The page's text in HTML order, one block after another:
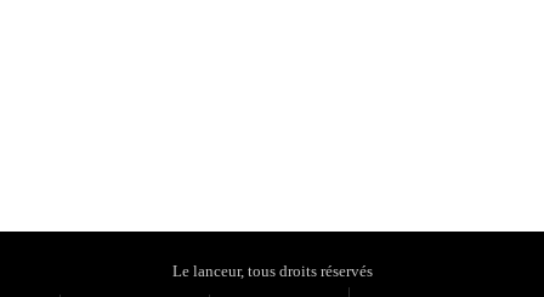
Le lanceur, tous droits réservés